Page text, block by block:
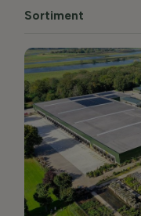
Sortiment